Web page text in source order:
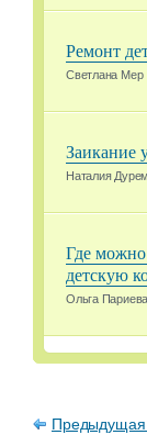
Ремонт
Светлана Мер
Заикание
Наталия
Где можно
детскую
Ольга Париева
Предыдущая